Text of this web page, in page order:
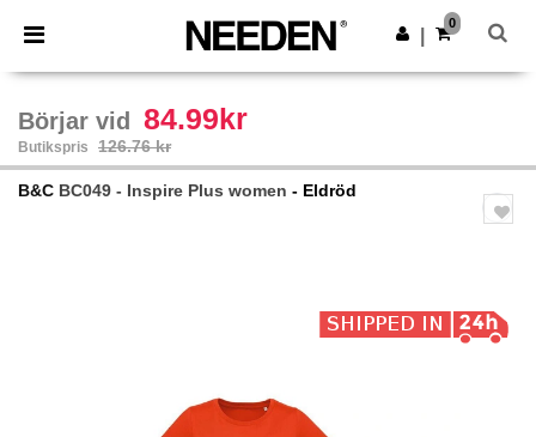
× Needen-app
Bättre priser i appen!
Hämta app
0
Börjar vid 84.99kr
Butikspris 126.76 kr
B&C BC049 - Inspire Plus women - Eldröd